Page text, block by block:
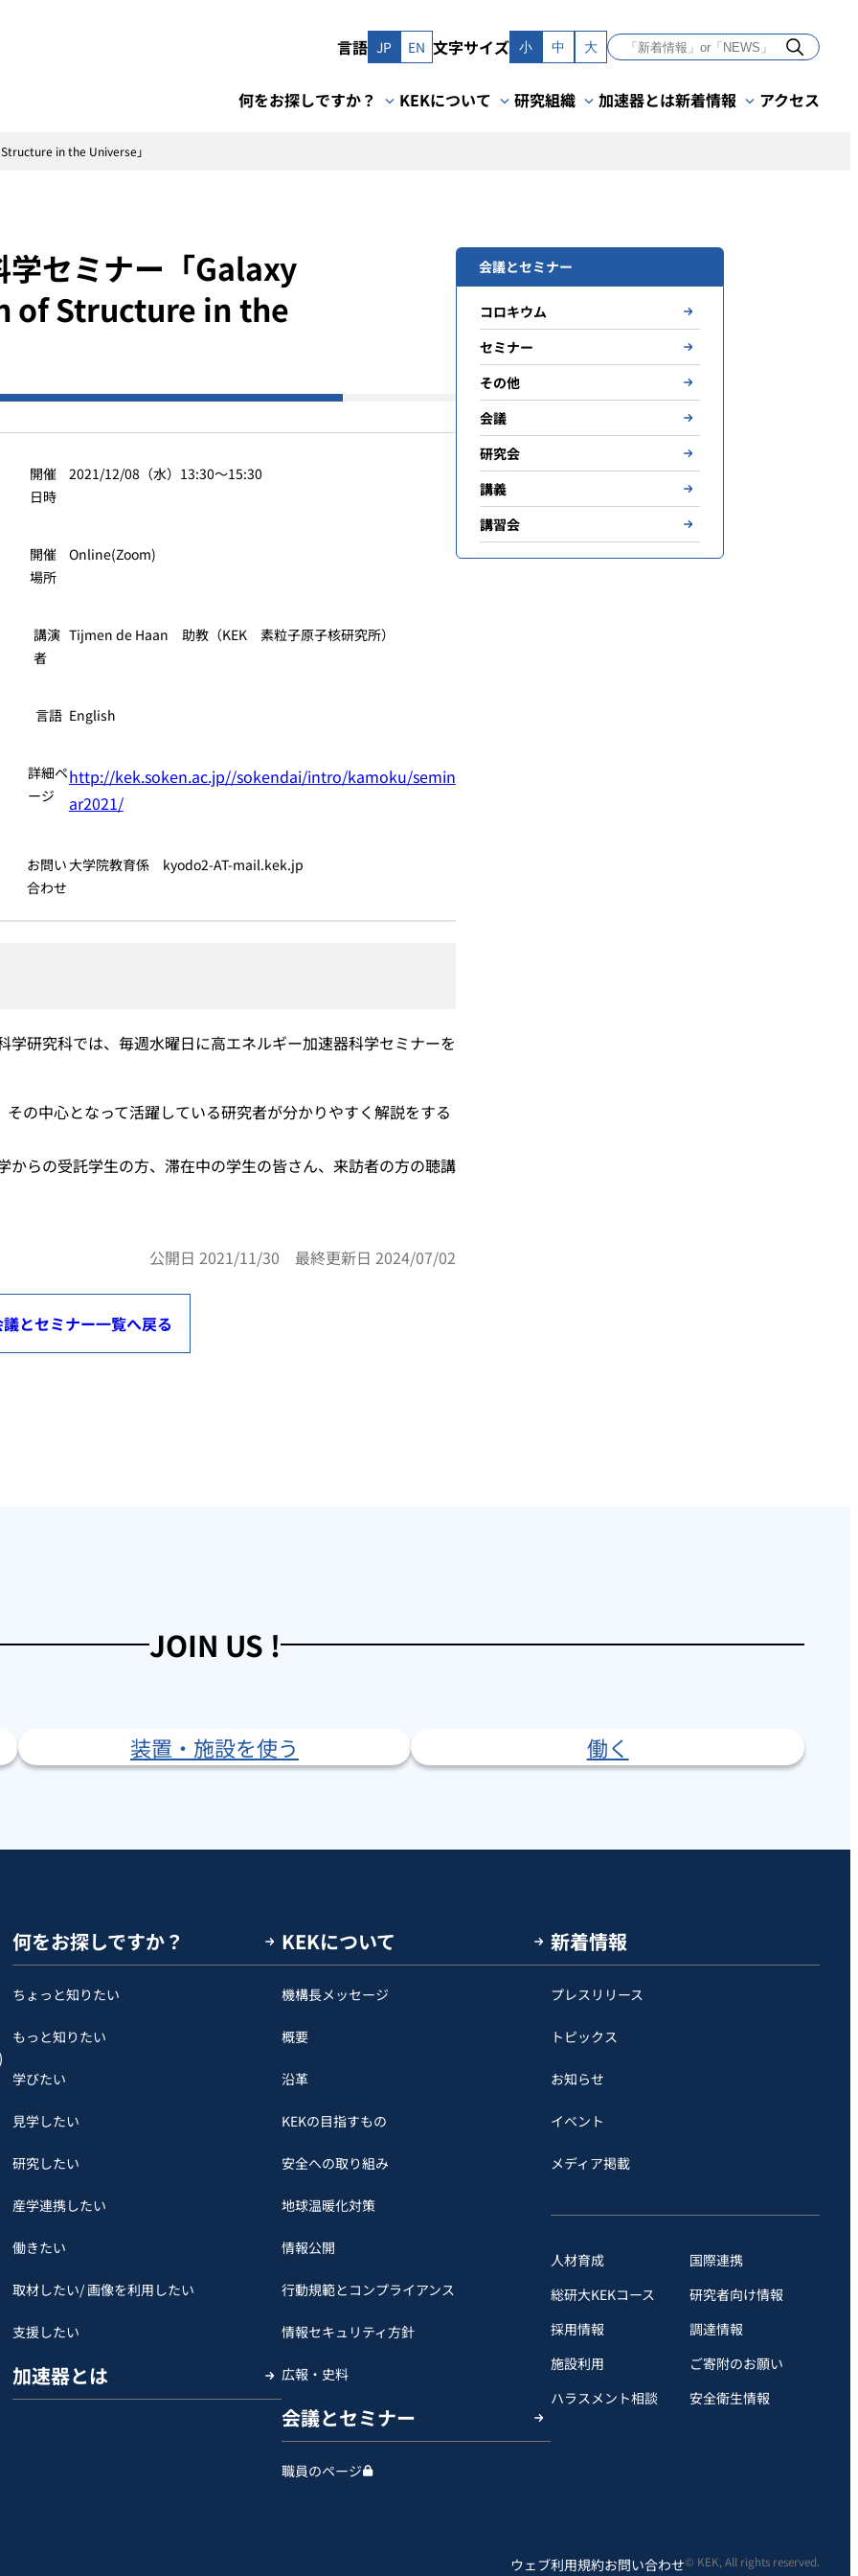
言語 JP EN 文字サイズ 小 中 大
何をお探しですか？ KEKについて 研究組織 加速器とは新着情報 アクセス
in the Universe」
学セミナー「Galaxy
of Structure in the
開催
日時
2021/12/08（水）13:30～15:30
開催
場所
Online(Zoom)
講演
者
Tijmen de Haan 助教（KEK 素粒子原子核研究所）
言語 English
詳細ペ
ージ
http://kek.soken.ac.jp//sokendai/intro/kamoku/semin
ar2021/
お問い
合わせ
大学院教育係 kyodo2-AT-mail.kek.jp
研究科では、毎週水曜日に高エネルギー加速器科学セミナーを
の中心となって活躍している研究者が分かりやすく解説をする
からの受託学生の方、滞在中の学生の皆さん、来訪者の方の聴講
公開日 2021/11/30 最終更新日 2024/07/02
とセミナー一覧へ戻る
会議とセミナー
コロキウム
セミナー
その他
会議
研究会
講義
講習会
JOIN US !
装置・施設を使う 働く
何をお探しですか？
ちょっと知りたい
もっと知りたい
学びたい
見学したい
研究したい
産学連携したい
働きたい
取材したい/ 画像を利用したい
支援したい
加速器とは
KEKについて
機構長メッセージ
概要
沿革
KEKの目指すもの
安全への取り組み
地球温暖化対策
情報公開
行動規範とコンプライアンス
情報セキュリティ方針
広報・史料
会議とセミナー
職員のページ
新着情報
プレスリリース
トピックス
お知らせ
イベント
メディア掲載
人材育成
国際連携
総研大KEKコース
研究者向け情報
採用情報
調達情報
施設利用
ご寄附のお願い
ハラスメント相談
安全衛⽣情報
ウェブ利用規約お問い合わせ© KEK, All rights reserved.